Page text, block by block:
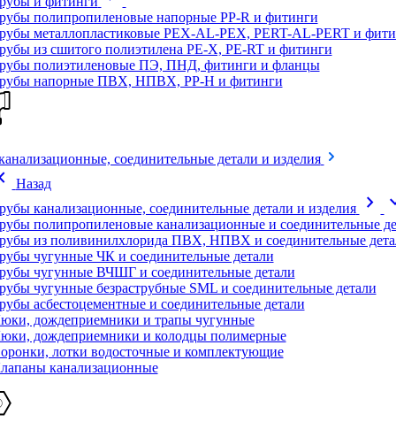
полипропиленовые напорные PP-R и фитинги
металлопластиковые PEX-AL-PEX, PERT-AL-PERT и
из сшитого полиэтилена PE-X, PE-RT и фитинги
полиэтиленовые ПЭ, ПНД, фитинги и фланцы
напорные ПВХ, НПВХ, PP-H и фитинги
соединительные детали и изделия
Назад
канализационные, соединительные детали и изделия
chevron_right
полипропиленовые канализационные и соединительные
из поливинилхлорида ПВХ, НПВХ и соединительные
чугунные ЧК и соединительные детали
чугунные ВЧШГ и соединительные детали
чугунные безраструбные SML и соединительные детали
асбестоцементные и соединительные детали
дождеприемники и трапы чугунные
дождеприемники и колодцы полимерные
лотки водосточные и комплектующие
канализационные